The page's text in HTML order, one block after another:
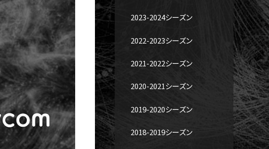
2023-2024シーズン
2022-2023シーズン
2021-2022シーズン
2020-2021シーズン
2019-2020シーズン
2018-2019シーズン